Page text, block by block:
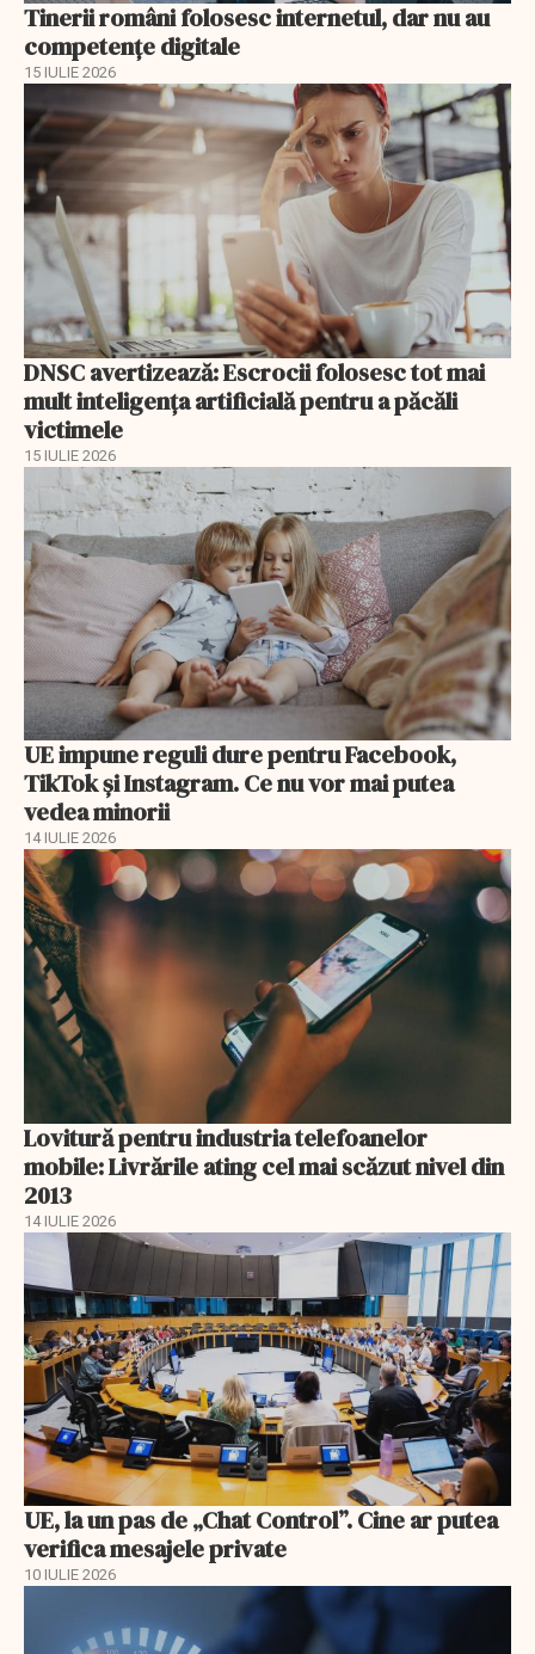
Tinerii români folosesc internetul, dar nu au
competențe digitale
15 IULIE 2026
DNSC avertizează: Escrocii folosesc tot mai
mult inteligența artificială pentru a păcăli
victimele
15 IULIE 2026
UE impune reguli dure pentru Facebook,
TikTok și Instagram. Ce nu vor mai putea
vedea minorii
14 IULIE 2026
Lovitură pentru industria telefoanelor
mobile: Livrările ating cel mai scăzut nivel din
2013
14 IULIE 2026
UE, la un pas de „Chat Control”. Cine ar putea
verifica mesajele private
10 IULIE 2026